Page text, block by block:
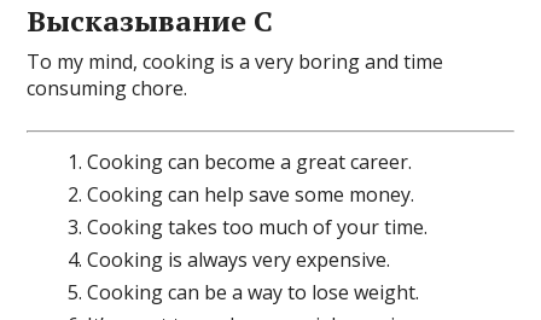
Высказывание C
To my mind, cooking is a very boring and time
consuming chore.
Cooking can become a great career.
Cooking can help save some money.
Cooking takes too much of your time.
Cooking is always very expensive.
Cooking can be a way to lose weight.